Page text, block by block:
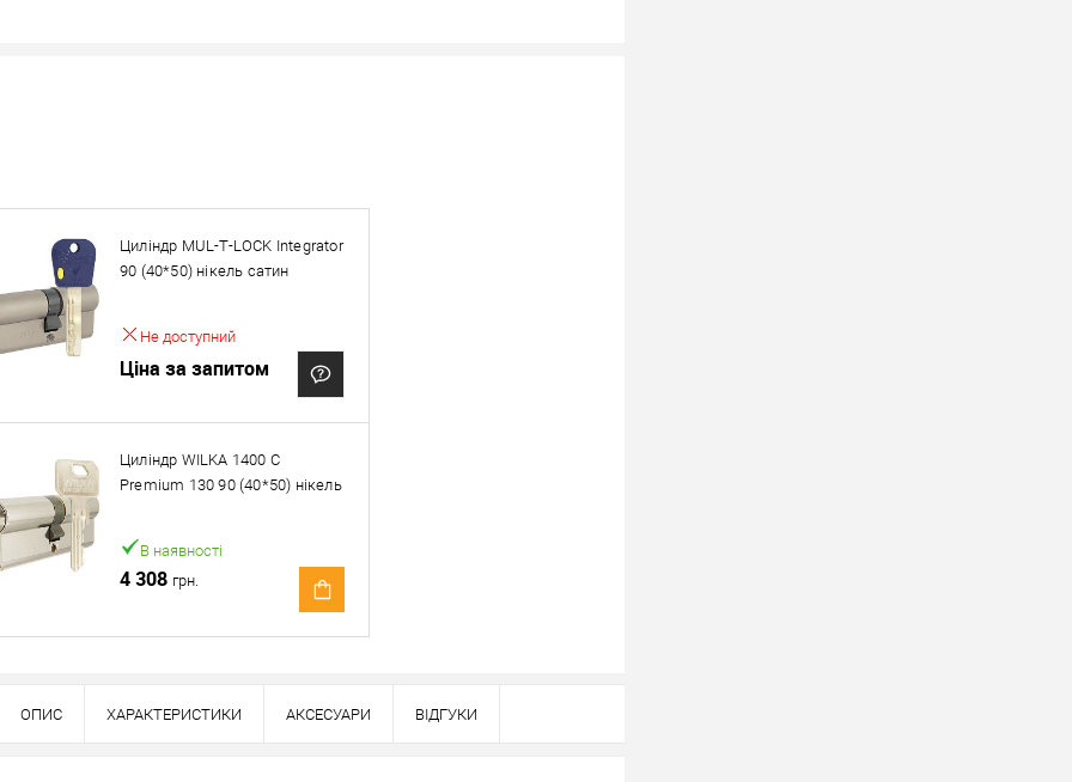
товар. Деталі запитуйте у менеджера.
Циліндр MUL-T-LOCK Integrator
90 (40*50) нікель сатин
Не доступний
Ціна за запитом
Циліндр WILKA 1400 C
Premium 130 90 (40*50) нікель
В наявності
4 308 грн.
ОПИС ХАРАКТЕРИСТИКИ АКСЕСУАРИ ВІДГУКИ